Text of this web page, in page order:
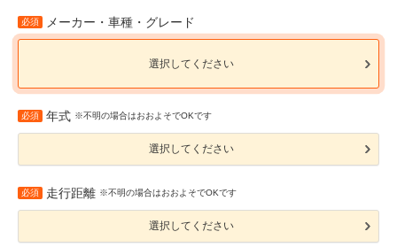
必須 メーカー・車種・グレード
選択してください
必須 年式 ※不明の場合はおおよそでOKです
選択してください
必須 走行距離 ※不明の場合はおおよそでOKです
選択してください